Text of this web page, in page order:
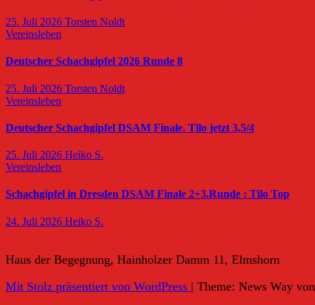
25. Juli 2026 Torsten Noldt
Vereinsleben
Deutscher Schachgipfel 2026 Runde 8
25. Juli 2026 Torsten Noldt
Vereinsleben
Deutscher Schachgipfel DSAM Finale. Tilo jetzt 3,5/4
25. Juli 2026 Heiko S.
Vereinsleben
Schachgipfel in Dresden DSAM Finale 2+3.Runde : Tilo Top
24. Juli 2026 Heiko S.
Haus der Begegnung, Hainholzer Damm 11, Elmshorn
Mit Stolz präsentiert von WordPress | Theme: News Way von